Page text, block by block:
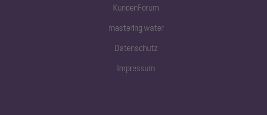
KundenForum
mastering water
Datenschutz
Impressum